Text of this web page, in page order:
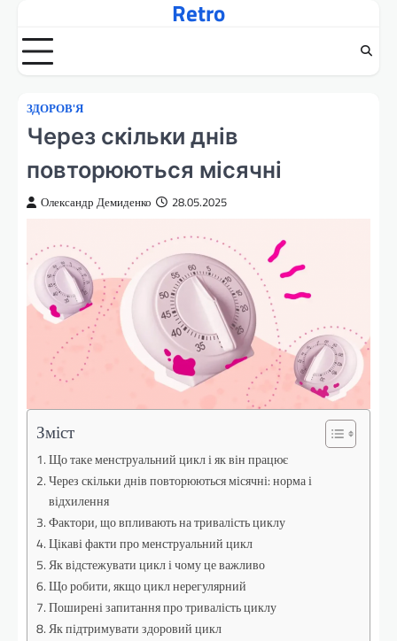
вмісту
Retro
ЗДОРОВ'Я
Через скільки днів
повторюються місячні
Олександр Демиденко 28.05.2025
Зміст
Що таке менструальний цикл і як він працює
Через скільки днів повторюються місячні: норма і
відхилення
Фактори, що впливають на тривалість циклу
Цікаві факти про менструальний цикл
Як відстежувати цикл і чому це важливо
Що робити, якщо цикл нерегулярний
Поширені запитання про тривалість циклу
Як підтримувати здоровий цикл